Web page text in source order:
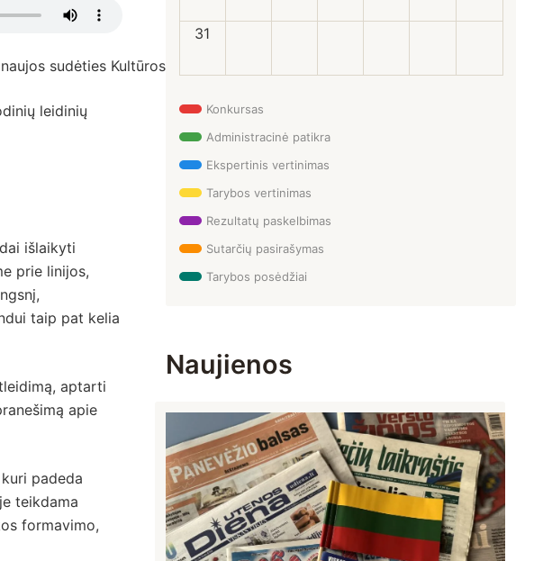
sudėties Kultūros ministerijos Medijų tarybos posėdyje.
leidinių
išlaikyti
prie linijos,
taip pat kelia
aptarti
apie
padeda
teikdama
formavimo,
31
Konkursas
Administracinė patikra
Ekspertinis vertinimas
Tarybos vertinimas
Rezultatų paskelbimas
Sutarčių pasirašymas
Tarybos posėdžiai
Naujienos